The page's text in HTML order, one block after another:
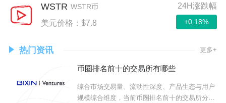
WSTR WSTR币
美元价格：$7.8
24H涨跌幅
+0.18%
热门资讯 更多+
币圈排名前十的交易所有哪些
综合市场交易量、流动性深度、产品生态与用户
规模综合维度，当前币圈排名前十的交易所分别